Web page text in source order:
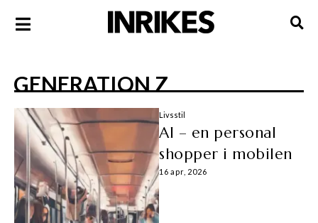
GENERATION Z
Livsstil
AI – en personal
shopper i mobilen
16 apr, 2026